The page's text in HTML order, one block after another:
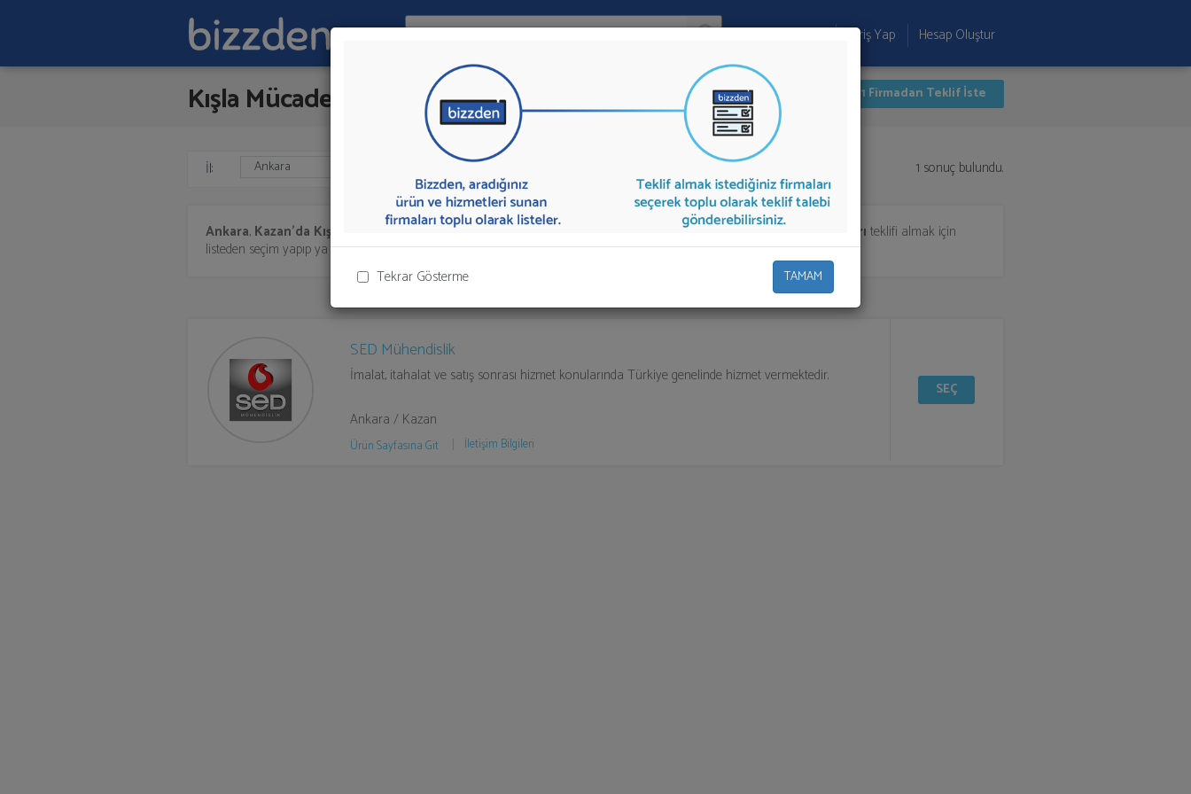
Tekrar Gösterme TAMAM
Ara:
Firma Ekle Giriş Yap Hesap Oluştur
Kışla Mücadele Ekipmanları İlk 1 Firmadan Teklif İste
İl: 1 sonuç bulundu.
Ankara, Kazan'da Kışla Mücadele Ekipmanlarısunan firmalar aşağıda listelenmektedir.Kışla Mücadele Ekipmanları teklifi almak için
listeden seçim yapıp ya da "İlk 5 Firmadan Teklif İste" kısmından toplu olarak teklif talebinizi firmalara aktarabilirsiniz.
SED Mühendislik
İmalat, itahalat ve satış sonrası hizmet konularında Türkiye genelinde hizmet vermektedir.
Ankara / Kazan
Ürün Sayfasına Git İletişim Bilgileri
SEÇ